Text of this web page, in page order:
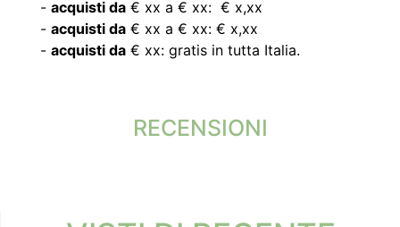
- acquisti da € xx a € xx: € x,xx
- acquisti da € xx a € xx: € x,xx
- acquisti da € xx: gratis in tutta Italia.
RECENSIONI